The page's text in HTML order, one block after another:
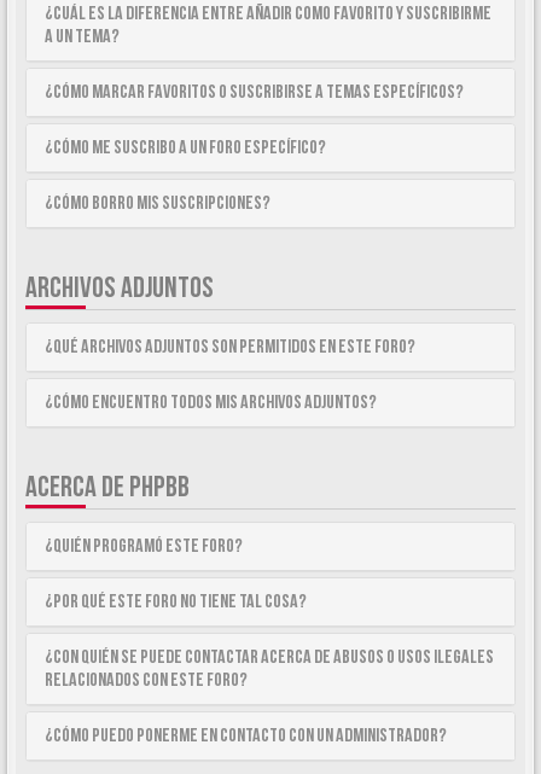
¿Cuál es la diferencia entre añadir como Favorito y suscribirme
a un tema?
¿Cómo marcar Favoritos o suscribirse a temas específicos?
¿Cómo me suscribo a un foro específico?
¿Cómo borro mis suscripciones?
ARCHIVOS ADJUNTOS
¿Qué archivos adjuntos son permitidos en este foro?
¿Cómo encuentro todos mis archivos adjuntos?
ACERCA DE PHPBB
¿Quién programó este foro?
¿Por qué este foro no tiene tal cosa?
¿Con quién se puede contactar acerca de abusos o usos ilegales
relacionados con este foro?
¿Cómo puedo ponerme en contacto con un Administrador?